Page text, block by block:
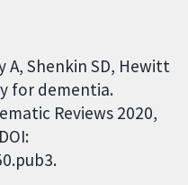
A, Shenkin SD, Hewitt
for dementia.
Reviews 2020,